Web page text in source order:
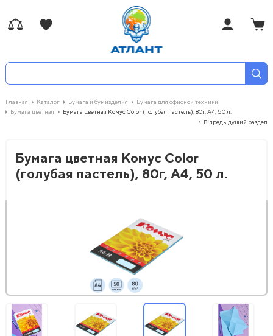
Главная Каталог Бумага и бумизделия
Бумага для офисной техники
Бумага цветная
Бумага цветная Комус Color (голубая пастель), 80г, А4, 50 л.
В предыдущий раздел
Бумага цветная Комус Color
(голубая пастель), 80г, А4, 50 л.